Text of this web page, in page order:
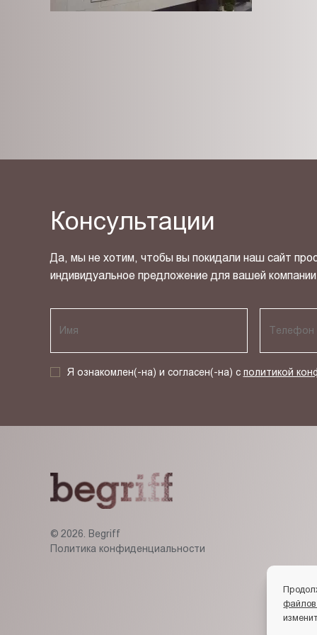
Консультации
Да, мы не хотим, чтобы вы покидали наш сайт
индивидуальное предложение для вашей
Я ознакомлен(-на) и согласен(-на) с политикой
© 2026. Begriff
Политика конфиденциальности